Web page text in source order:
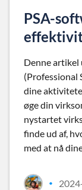
PSA-
Denne artikel
(Professional
dine
øge din
nystartet
finde ud af,
med at nå
•